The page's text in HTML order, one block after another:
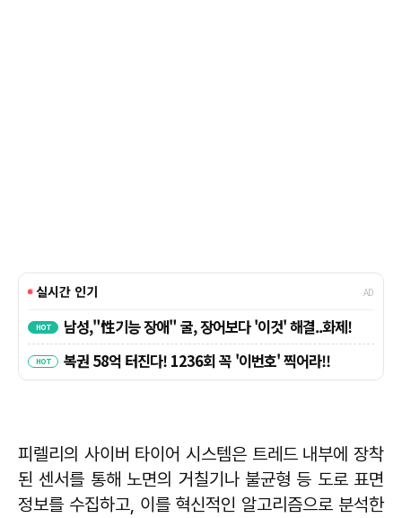
피렐리의 사이버 타이어 시스템은 트레드 내부에 장착
된 센서를 통해 노면의 거칠기나 불균형 등 도로 표면
정보를 수집하고, 이를 혁신적인 알고리즘으로 분석한